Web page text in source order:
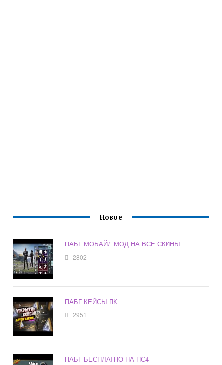
Новое
ПАБГ МОБАЙЛ МОД НА ВСЕ СКИНЫ
2802
ПАБГ КЕЙСЫ ПК
2951
ПАБГ БЕСПЛАТНО НА ПС4